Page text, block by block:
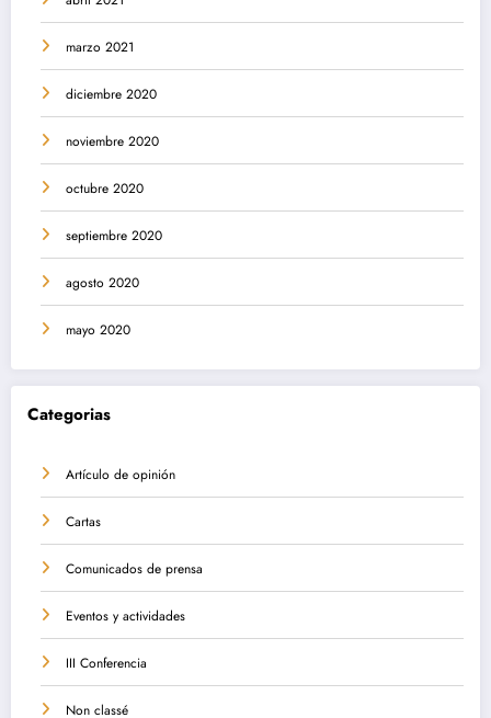
marzo 2021
diciembre 2020
noviembre 2020
octubre 2020
septiembre 2020
agosto 2020
mayo 2020
Categorias
Artículo de opinión
Cartas
Comunicados de prensa
Eventos y actividades
III Conferencia
Non classé